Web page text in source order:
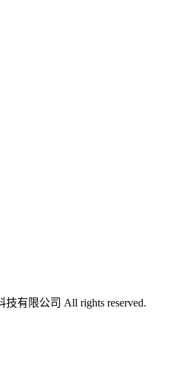
技有限公司 All rights reserved.